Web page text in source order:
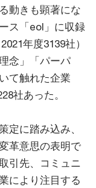
動きも顕著にな
ス「eol」に収録
年度3139社）
念」「パーパ
て触れた企業
社あった。
定に踏み込み、
革意思の表明で
引先、コミュニ
により注目する